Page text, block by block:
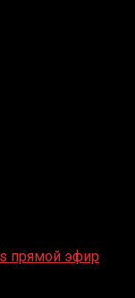
прямой эфир